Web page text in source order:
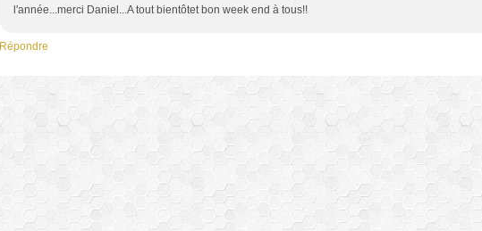
l'année...merci Daniel...A tout bientôtet bon week end à tous!!
Répondre